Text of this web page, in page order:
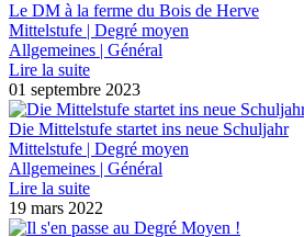
Le DM à la ferme du Bois de Herve
Mittelstufe | Degré moyen
Allgemeines | Général
Lire la suite
01 septembre 2023
Die Mittelstufe startet ins neue Schuljahr
Mittelstufe | Degré moyen
Allgemeines | Général
Lire la suite
19 mars 2022